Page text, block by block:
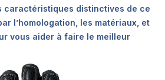
caractéristiques distinctives de ce
l’homologation, les matériaux, et
vous aider à faire le meilleur